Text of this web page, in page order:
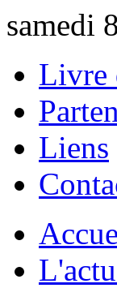
samedi
Livre
Liens